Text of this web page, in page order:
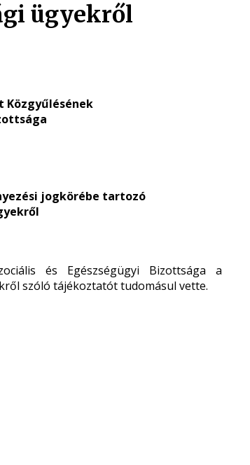
ügyekről
Közgyűlésének
jogkörébe tartozó
és Egészségügyi Bizottsága a
szóló tájékoztatót tudomásul vette.